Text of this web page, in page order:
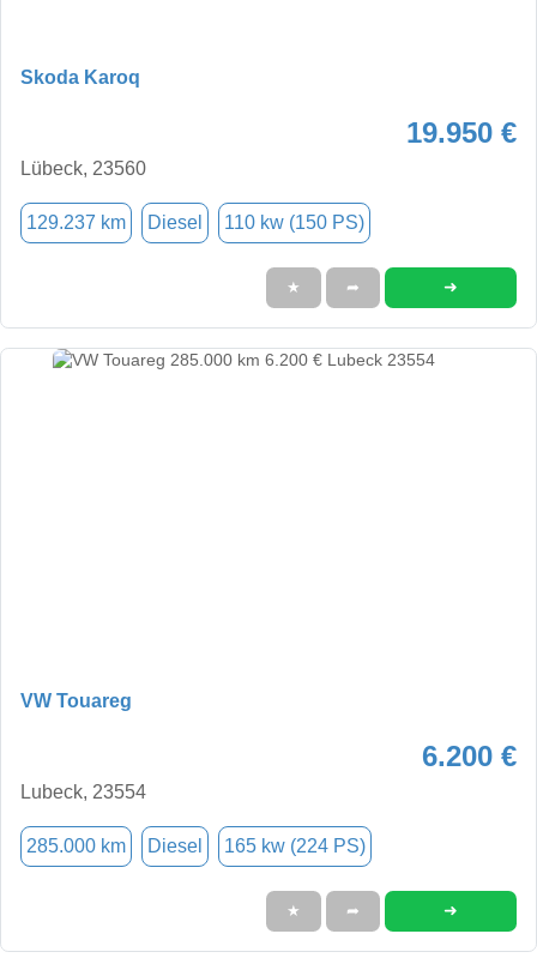
Skoda Karoq
19.950 €
Lübeck, 23560
129.237 km Diesel 110 kw (150 PS)
★ ➦ ➜
VW Touareg
6.200 €
Lubeck, 23554
285.000 km Diesel 165 kw (224 PS)
★ ➦ ➜